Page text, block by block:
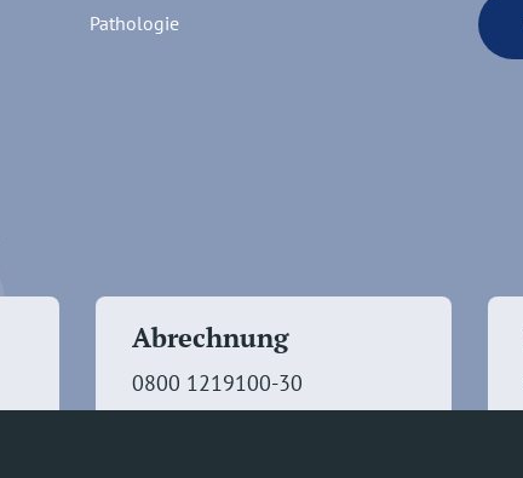
Pathologie
Abrechnung
0800 1219100-30